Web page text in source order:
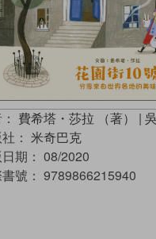
費希塔・莎拉 （著） |
： 米奇巴克
期： 08/2020
號： 9789866215940